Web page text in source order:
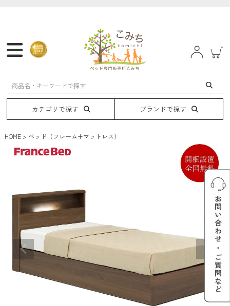
マットレス フレーム ベッド 電動ベッド
カテゴリで探す ブランドで探す
HOME ベッド（フレーム+マットレス）